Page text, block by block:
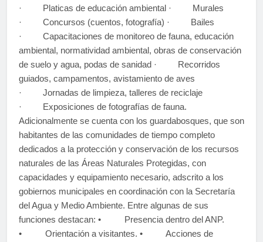
· Platicas de educación ambiental · Murales
· Concursos (cuentos, fotografía) · Bailes
· Capacitaciones de monitoreo de fauna, educación
ambiental, normatividad ambiental, obras de conservación
de suelo y agua, podas de sanidad · Recorridos
guiados, campamentos, avistamiento de aves
· Jornadas de limpieza, talleres de reciclaje
· Exposiciones de fotografías de fauna.
Adicionalmente se cuenta con los guardabosques, que son
habitantes de las comunidades de tiempo completo
dedicados a la protección y conservación de los recursos
naturales de las Áreas Naturales Protegidas, con
capacidades y equipamiento necesario, adscrito a los
gobiernos municipales en coordinación con la Secretaría
del Agua y Medio Ambiente. Entre algunas de sus
funciones destacan: • Presencia dentro del ANP.
• Orientación a visitantes. • Acciones de